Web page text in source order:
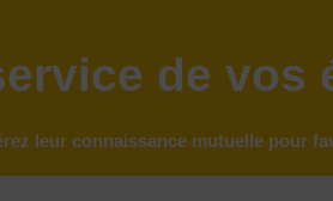
de
leur connaissance mutuelle pour